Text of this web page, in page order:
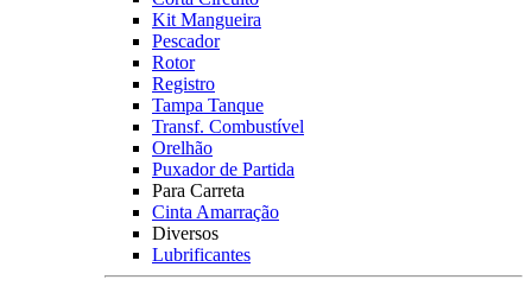
Kit Mangueira
Pescador
Rotor
Registro
Tampa Tanque
Transf. Combustível
Orelhão
Puxador de Partida
Para Carreta
Cinta Amarração
Diversos
Lubrificantes